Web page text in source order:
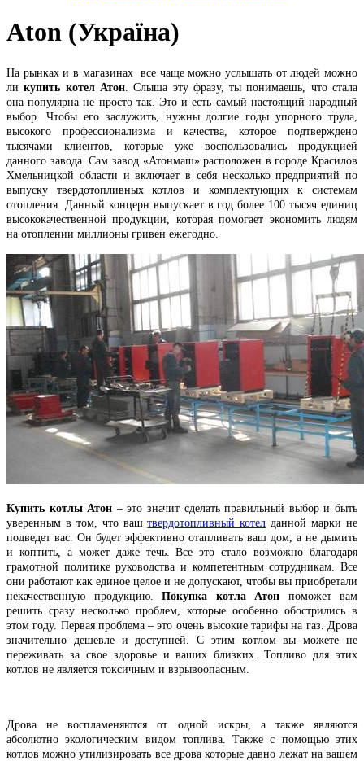
Aton (Україна)
На рынках и в магазинах все чаще можно услышать от людей можно
ликупить котел Атон. Слыша эту фразу, ты понимаешь, что стала
она популярна не просто так. Это и есть самый настоящий народный
выбор. Чтобы его заслужить, нужны долгие годы упорного труда,
высокого профессионализма и качества, которое подтверждено
тысячами клиентов, которые уже воспользовались продукцией
данного завода. Сам завод «Атонмаш» расположен в городе Красилов
Хмельницкой области и включает в себя несколько предприятий по
выпуску твердотопливных котлов и комплектующих к системам
отопления. Данный концерн выпускает в год более 100 тысяч единиц
высококачественной продукции, которая помогает экономить людям
на отоплении миллионы гривен ежегодно.
Купить котлы Атон – это значит сделать правильный выбор и быть
уверенным в том, что ваштвердотопливный котел данной марки не
подведет вас. Он будет эффективно отапливать ваш дом, а не дымить
и коптить, а может даже течь. Все это стало возможно благодаря
грамотной политике руководства и компетентным сотрудникам. Все
они работают как единое целое и не допускают, чтобы вы приобретали
некачественную продукцию. Покупка котла Атон поможет вам
решить сразу несколько проблем, которые особенно обострились в
этом году. Первая проблема – это очень высокие тарифы на газ. Дрова
значительно дешевле и доступней. С этим котлом вы можете не
переживать за свое здоровье и ваших близких. Топливо для этих
котлов не является токсичным и взрывоопасным.
Дрова не воспламеняются от одной искры, а также являются
абсолютно экологическим видом топлива. Также с помощью этих
котлов можно утилизировать все дрова которые давно лежат на вашем